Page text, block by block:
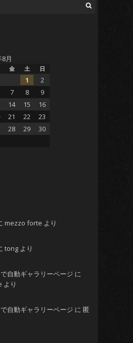
月
金 土 日
1
2
7 8
9
14 15
16
21 22
23
28 29
30
mezzo forte より
tong より
自動ギャラリーページ に
より
自動ギャラリーページ に匿